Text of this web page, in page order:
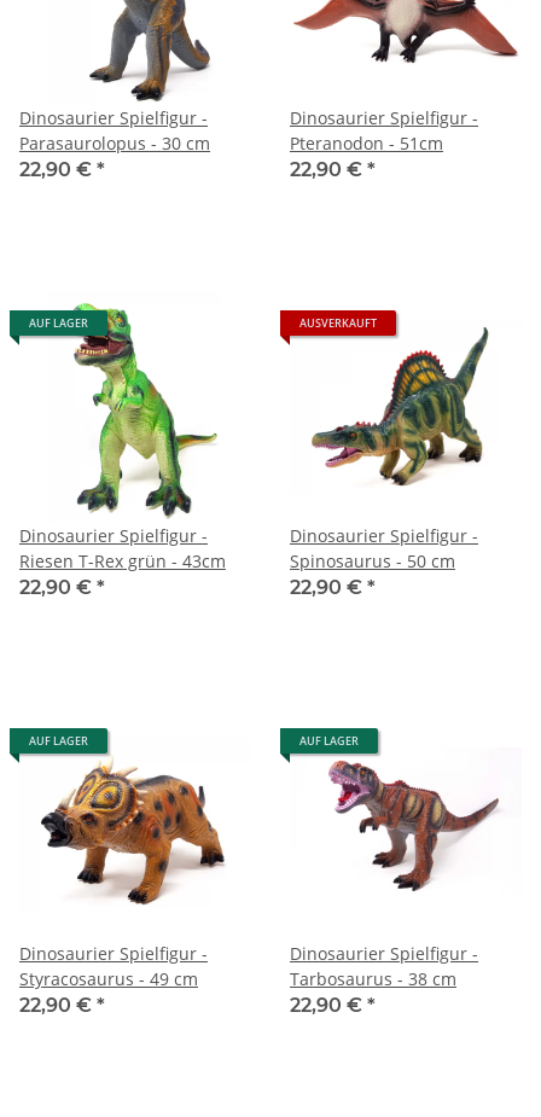
Dinosaurier Spielfigur -
Parasaurolopus - 30 cm
22,90 € *
Dinosaurier Spielfigur -
Pteranodon - 51cm
22,90 € *
AUF LAGER
Dinosaurier Spielfigur -
Riesen T-Rex grün - 43cm
22,90 € *
AUSVERKAUFT
Dinosaurier Spielfigur -
Spinosaurus - 50 cm
22,90 € *
AUF LAGER
Dinosaurier Spielfigur -
Styracosaurus - 49 cm
22,90 € *
AUF LAGER
Dinosaurier Spielfigur -
Tarbosaurus - 38 cm
22,90 € *